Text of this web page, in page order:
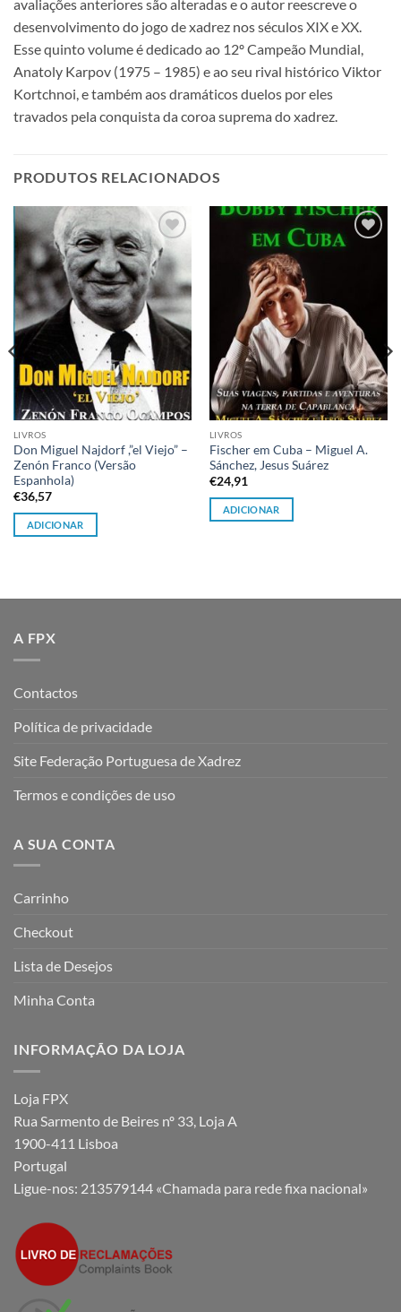
avaliações anteriores são alteradas e o autor reescreve o
desenvolvimento do jogo de xadrez nos séculos XIX e XX.
Esse quinto volume é dedicado ao 12º Campeão Mundial,
Anatoly Karpov (1975 – 1985) e ao seu rival histórico Viktor
Kortchnoi, e também aos dramáticos duelos por eles
travados pela conquista da coroa suprema do xadrez.
PRODUTOS RELACIONADOS
Adicionar
à lista de
desejos
LIVROS
Don Miguel Najdorf ,”el Viejo” –
Zenón Franco (Versão
Espanhola)
€36,57
ADICIONAR
Adicionar
LIVROS
Fischer em Cuba – Miguel A.
Sánchez, Jesus Suárez
€24,91
ADICIONAR
A FPX
Contactos
Política de privacidade
Site Federação Portuguesa de Xadrez
Termos e condições de uso
A SUA CONTA
Carrinho
Checkout
Lista de Desejos
Minha Conta
INFORMAÇÃO DA LOJA
Loja FPX
Rua Sarmento de Beires nº 33, Loja A
1900-411 Lisboa
Portugal
Ligue-nos: 213579144 «Chamada para rede fixa nacional»